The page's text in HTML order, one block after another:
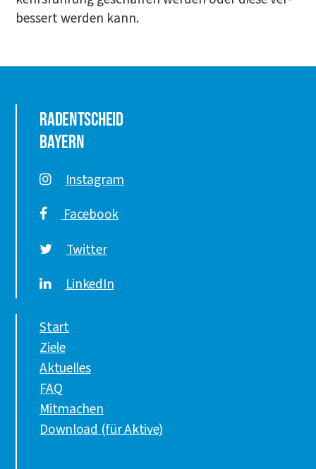
bes­sert wer­den kann.
Radentscheid
Bayern
Instagram
Facebook
Twitter
LinkedIn
Start
Ziele
Aktuelles
FAQ
Mitmachen
Download (für Aktive)